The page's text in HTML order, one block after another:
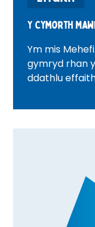
Y Cymorth
Ym mis
gymryd rhan
ddathlu
a
gwirfoddoli
ardal chi a